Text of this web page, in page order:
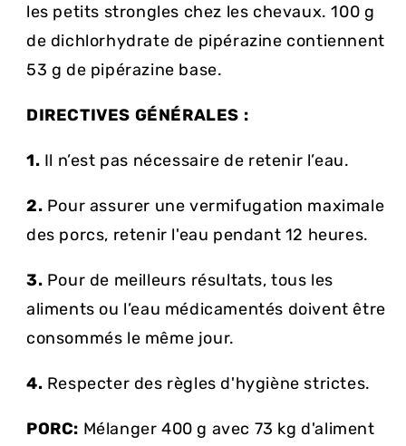
les petits strongles chez les chevaux. 100 g
de dichlorhydrate de pipérazine contiennent
53 g de pipérazine base.
DIRECTIVES GÉNÉRALES :
1. Il n’est pas nécessaire de retenir l’eau.
2. Pour assurer une vermifugation maximale
des porcs, retenir l'eau pendant 12 heures.
3. Pour de meilleurs résultats, tous les
aliments ou l’eau médicamentés doivent être
consommés le même jour.
4. Respecter des règles d'hygiène strictes.
PORC: Mélanger 400 g avec 73 kg d'aliment